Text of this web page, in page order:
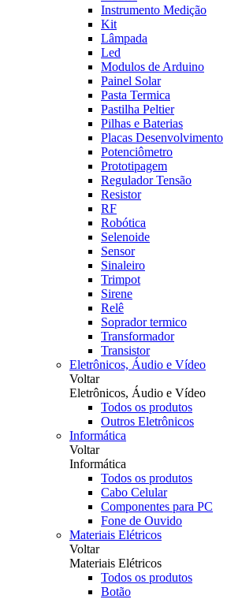
Instrumento Medição
Kit
Lâmpada
Led
Modulos de Arduino
Painel Solar
Pasta Termica
Pastilha Peltier
Pilhas e Baterias
Placas Desenvolvimento
Potenciômetro
Prototipagem
Regulador Tensão
Resistor
RF
Robótica
Selenoide
Sensor
Sinaleiro
Trimpot
Sirene
Relê
Soprador termico
Transformador
Transistor
Eletrônicos, Áudio e Vídeo
Voltar
Eletrônicos, Áudio e Vídeo
Todos os produtos
Outros Eletrônicos
Informática
Voltar
Informática
Todos os produtos
Cabo Celular
Componentes para PC
Fone de Ouvido
Materiais Elétricos
Voltar
Materiais Elétricos
Todos os produtos
Botão